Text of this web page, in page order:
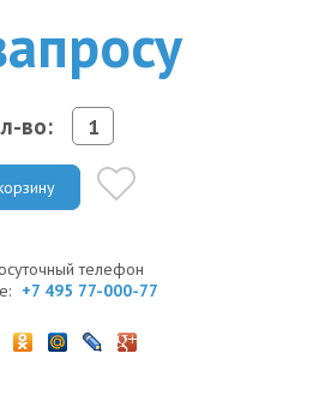
во:
телефон
+7 495 77-000-77